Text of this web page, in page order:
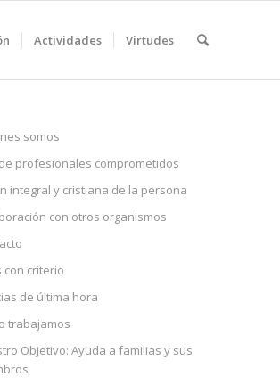
Actividades Virtudes
somos
profesionales comprometidos
integral y cristiana de la persona
con otros organismos
con criterio
de última hora
trabajamos
Objetivo: Ayuda a familias y sus